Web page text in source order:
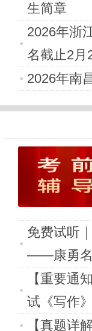
生简章
2026年浙
名截止2月
2026年南
免费试听
——康勇名
【重要通
试《写作
【真题详